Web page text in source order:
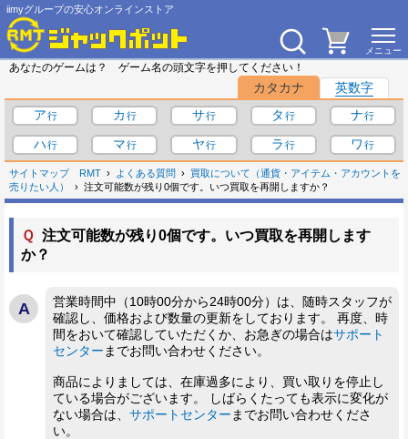
iimyグループの安心オンラインストア
あなたのゲームは？ ゲーム名の頭文字を押してください！
カタカナ
英数字
ア
カ サ タ
ナ
ハ
マ ヤ ラ ワ
サイトマップ RMT よくある質問
買取について（通貨・アイテム・アカウントを
売りたい人）
注文可能数が残り0個です。いつ買取を再開しますか？
Ｑ 注文可能数が残り0個です。いつ買取を再開します
か？
営業時間中（10時00分から24時00分）は、随時スタッフが
確認し、価格および数量の更新をしております。 再度、時
間をおいて確認していただくか、お急ぎの場合はサポート
センター までお問い合わせください。
商品によりましては、在庫過多により、買い取りを停止し
ている場合がございます。 しばらくたっても表示に変化が
ない場合は、 サポートセンター までお問い合わせくださ
い。